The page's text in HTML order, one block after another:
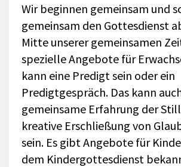
Wir beginnen gemeinsam und
gemeinsam den Gottesdienst
Mitte unserer gemeinsamen
spezielle Angebote für
kann eine Predigt sein oder ein
Predigtgespräch. Das kann
gemeinsame Erfahrung der
kreative Erschließung von
sein. Es gibt Angebote für
dem Kindergottesdienst